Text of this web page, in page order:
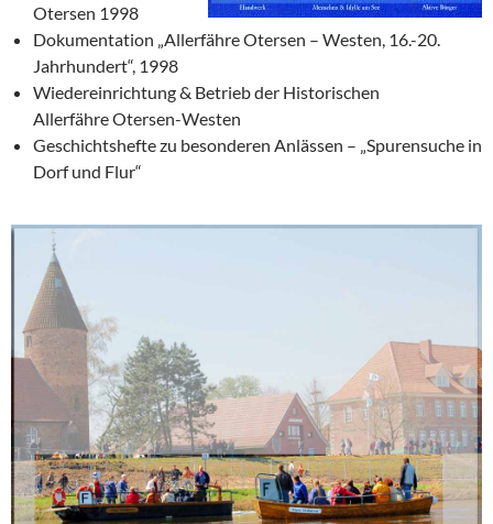
Otersen 1998
Dokumentation „Allerfähre Otersen – Westen, 16.-20.
Jahrhundert“, 1998
Wiedereinrichtung & Betrieb der Historischen
Allerfähre Otersen-Westen
Geschichtshefte zu besonderen Anlässen – „Spurensuche in
Dorf und Flur“